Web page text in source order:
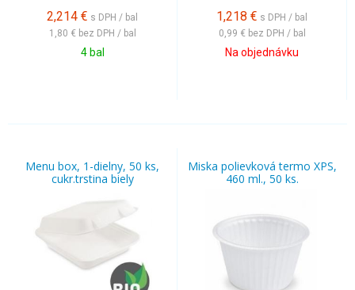
2,214 € s DPH / bal
1,80 € bez DPH / bal
4 bal
1,218 € s DPH / bal
0,99 € bez DPH / bal
Na objednávku
Menu box, 1-dielny, 50 ks,
cukr.trstina biely
Miska polievková termo XPS,
460 ml., 50 ks.